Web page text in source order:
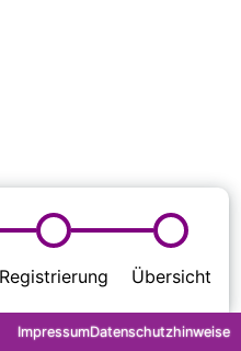
ImpressumDatenschutzhinweise